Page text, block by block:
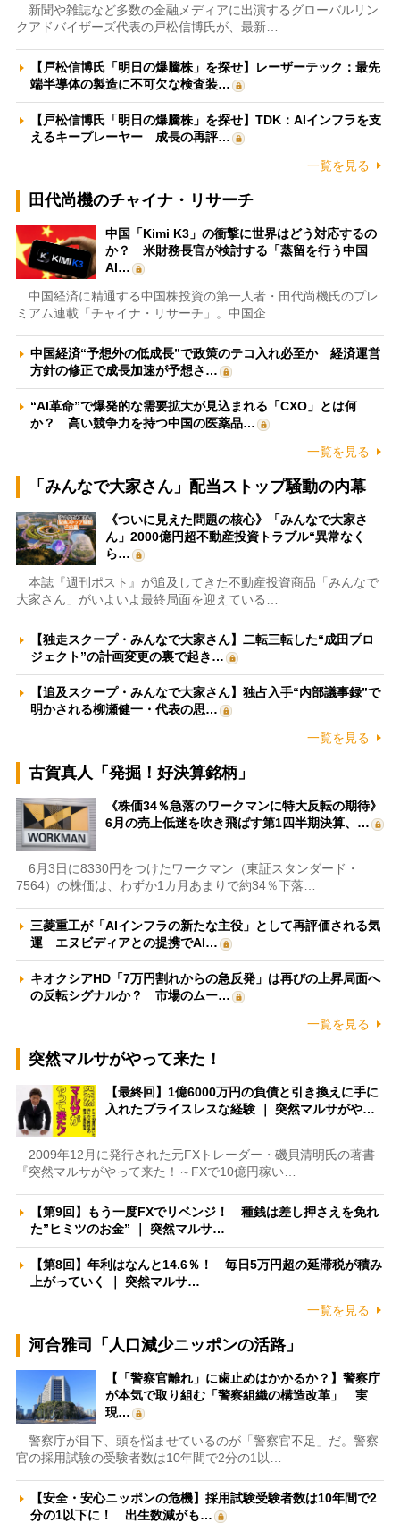
新聞や雑誌など多数の金融メディアに出演するグローバルリン
クアドバイザーズ代表の戸松信博氏が、最新…
【戸松信博氏「明日の爆騰株」を探せ】レーザーテック：最先
端半導体の製造に不可欠な検査装…
【戸松信博氏「明日の爆騰株」を探せ】TDK：AIインフラを支
えるキープレーヤー 成長の再評…
一覧を見る
田代尚機のチャイナ・リサーチ
中国「Kimi K3」の衝撃に世界はどう対応するの
か？ 米財務長官が検討する「蒸留を行う中国
AI…
中国経済に精通する中国株投資の第一人者・田代尚機氏のプレ
ミアム連載「チャイナ・リサーチ」。中国企…
中国経済“予想外の低成長”で政策のテコ入れ必至か 経済運営
方針の修正で成長加速が予想さ…
“AI革命”で爆発的な需要拡大が見込まれる「CXO」とは何
か？ 高い競争力を持つ中国の医薬品…
一覧を見る
「みんなで大家さん」配当ストップ騒動の内幕
《ついに見えた問題の核心》「みんなで大家さ
ん」2000億円超不動産投資トラブル“異常なく
ら…
本誌『週刊ポスト』が追及してきた不動産投資商品「みんなで
大家さん」がいよいよ最終局面を迎えている…
【独走スクープ・みんなで大家さん】二転三転した“成田プロ
ジェクト”の計画変更の裏で起き…
【追及スクープ・みんなで大家さん】独占入手“内部議事録”で
明かされる柳瀬健一・代表の思…
一覧を見る
古賀真人「発掘！好決算銘柄」
《株価34％急落のワークマンに特大反転の期待》
6月の売上低迷を吹き飛ばす第1四半期決算、…
6月3日に8330円をつけたワークマン（東証スタンダード・
7564）の株価は、わずか1カ月あまりで約34％下落…
三菱重工が「AIインフラの新たな主役」として再評価される気
運 エヌビディアとの提携でAI…
キオクシアHD「7万円割れからの急反発」は再びの上昇局面へ
の反転シグナルか？ 市場のムー…
一覧を見る
突然マルサがやって来た！
【最終回】1億6000万円の負債と引き換えに手に
入れたプライスレスな経験 ｜ 突然マルサがや…
2009年12月に発行された元FXトレーダー・磯貝清明氏の著書
『突然マルサがやって来た！～FXで10億円稼い…
【第9回】もう一度FXでリベンジ！ 種銭は差し押さえを免れ
た”ヒミツのお金” ｜ 突然マルサ…
【第8回】年利はなんと14.6％！ 毎日5万円超の延滞税が積み
上がっていく ｜ 突然マルサ…
一覧を見る
河合雅司「人口減少ニッポンの活路」
【「警察官離れ」に歯止めはかかるか？】警察庁
が本気で取り組む「警察組織の構造改革」 実
現…
警察庁が目下、頭を悩ませているのが「警察官不足」だ。警察
官の採用試験の受験者数は10年間で2分の1以…
【安全・安心ニッポンの危機】採用試験受験者数は10年間で2
分の1以下に！ 出生数減がも…